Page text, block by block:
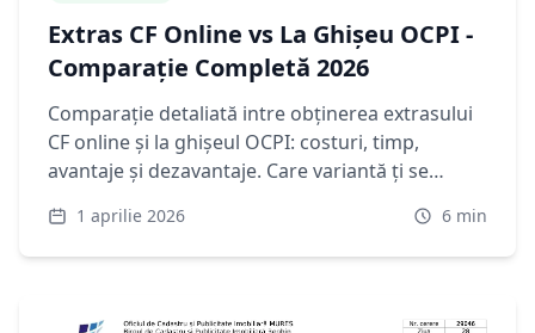
Extras CF Online vs La Ghișeu OCPI -
Comparație Completă 2026
Comparație detaliată intre obținerea extrasului
CF online și la ghișeul OCPI: costuri, timp,
avantaje și dezavantaje. Care variantă ți se
1 aprilie 2026 6 min